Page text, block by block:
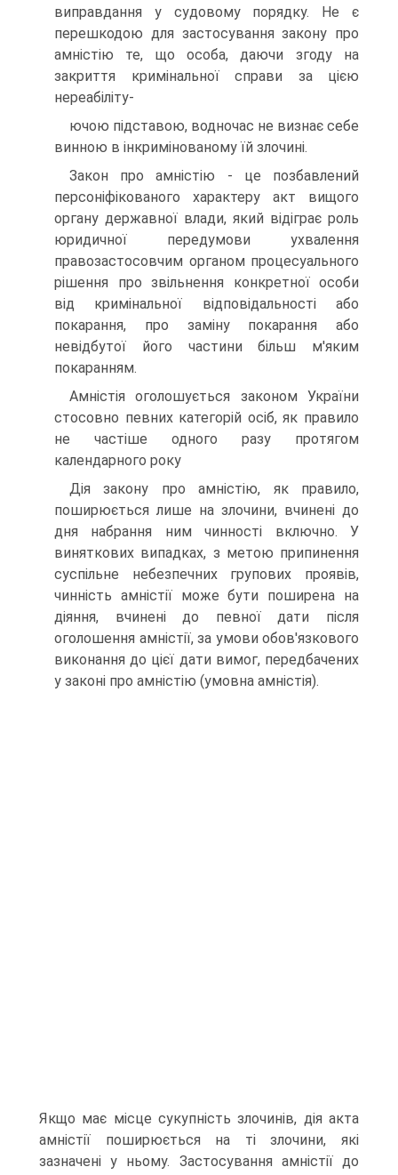
виправдання у судовому порядку. Не є
перешкодою для застосування закону про
амністію те, що особа, даючи згоду на
закриття кримінальної справи за цією
нереабіліту-
ючою підставою, водночас не визнає себе
винною в інкримінованому їй злочині.
Закон про амністію - це позбавлений
персоніфікованого характеру акт вищого
органу державної влади, який відіграє роль
юридичної передумови ухвалення
правозастосовчим органом процесуального
рішення про звільнення конкретної особи
від кримінальної відповідальності або
покарання, про заміну покарання або
невідбутої його частини більш м'яким
покаранням.
Амністія оголошується законом України
стосовно певних категорій осіб, як правило
не частіше одного разу протягом
календарного року
Дія закону про амністію, як правило,
поширюється лише на злочини, вчинені до
дня набрання ним чинності включно. У
виняткових випадках, з метою припинення
суспільне небезпечних групових проявів,
чинність амністії може бути поширена на
діяння, вчинені до певної дати після
оголошення амністії, за умови обов'язкового
виконання до цієї дати вимог, передбачених
у законі про амністію (умовна амністія).
Якщо має місце сукупність злочинів, дія акта
амністії поширюється на ті злочини, які
зазначені у ньому. Застосування амністії до